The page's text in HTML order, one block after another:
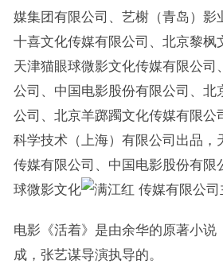
媒集团有限公司、艺榭（青岛）影
十喜文化传媒有限公司、北京黎枫
天津猫眼球微影文化传媒有限公司
公司、中国电影股份有限公司、北
公司、北京羊踯躅文化传媒有限公
科学技术（上海）有限公司出品，
传媒有限公司、中国电影股份有限
球微影文化
传媒有限公司
电影《活着》是由余华的原著小说
成，张艺谋导演执导的。